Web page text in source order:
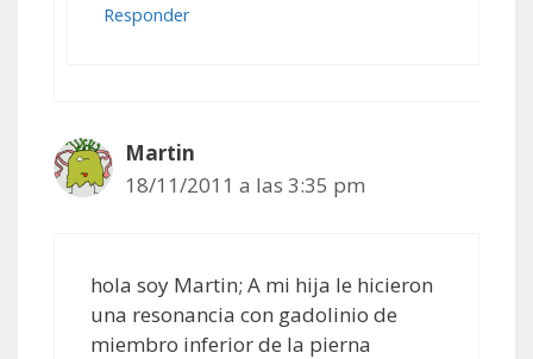
Responder
Martin
18/11/2011 a las 3:35 pm
hola soy Martin; A mi hija le hicieron
una resonancia con gadolinio de
miembro inferior de la pierna